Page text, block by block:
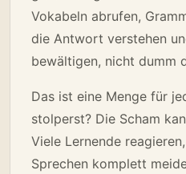
Vokabeln abrufen,
die Antwort verstehen
bewältigen, nicht dumm
Das ist eine Menge für
stolperst? Die Scham
Viele Lernende
Sprechen komplett